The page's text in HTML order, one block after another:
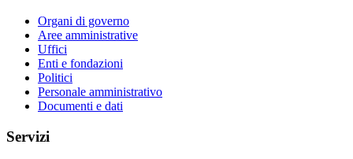
Organi di governo
Aree amministrative
Uffici
Enti e fondazioni
Politici
Personale amministrativo
Documenti e dati
Servizi